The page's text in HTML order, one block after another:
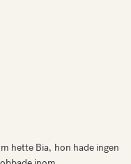
hette Bia, hon hade ingen